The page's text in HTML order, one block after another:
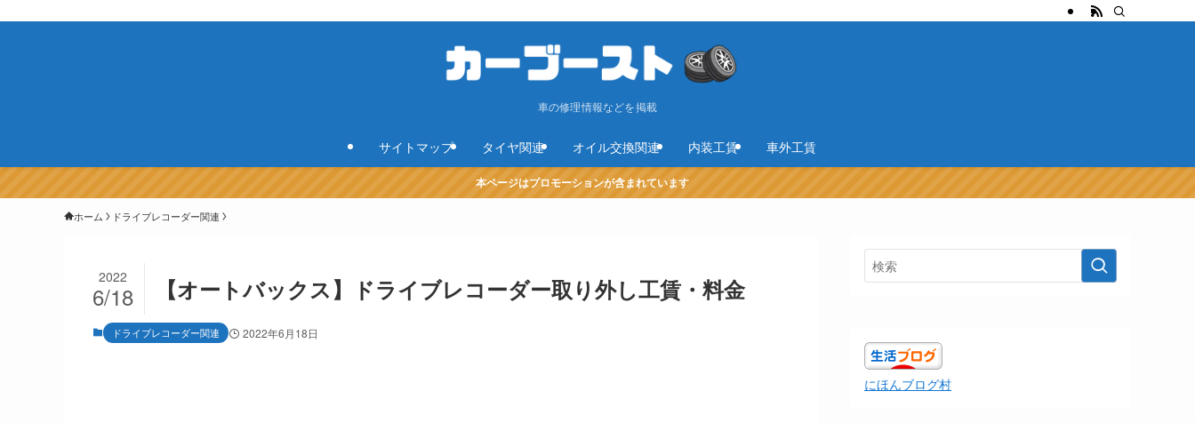
車の修理情報などを掲載
サイトマップ タイヤ関連 オイル交換関連 内装工賃 車外工賃
本ページはプロモーションが含まれています
ホーム ドライブレコーダー関連
【オートバックス】ドライブレコーダー取り外し工賃・料金
2022
6/18
ドライブレコーダー関連 2022年6月18日
にほんブログ村